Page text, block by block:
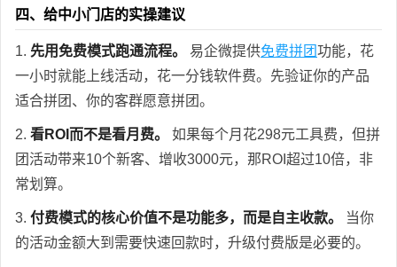
四、给中小门店的实操建议
1. 先用免费模式跑通流程。 易企微提供免费拼团功能，花
一小时就能上线活动，花一分钱软件费。先验证你的产品
适合拼团、你的客群愿意拼团。
2. 看ROI而不是看月费。
如果每个月花298元工具费，但拼
团活动带来10个新客、增收3000元，那ROI超过10倍，非
常划算。
3. 付费模式的核心价值不是功能多，而是自主收款。
当你
的活动金额大到需要快速回款时，升级付费版是必要的。